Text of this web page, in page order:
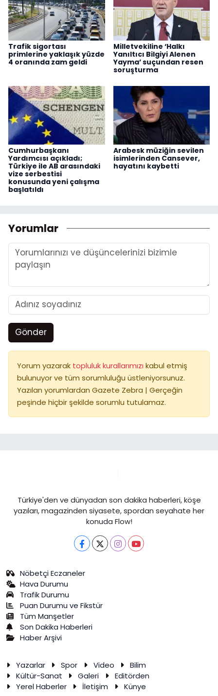
Trafik sigortası
primlerine yaklaşık yüzde
4 oranında zam geldi
Milletvekiline ‘Halkı
Yanıltıcı Bilgiyi Alenen
Yayma’ suçundan resen
soruşturma
Cumhurbaşkanı
Yardımcısı açıkladı;
Türkiye ile AB arasındaki
vize serbestisi
konusunda yeni çalışma
başlatıldı
Arabesk müziğin sevilen
isimlerinden Cansever,
hayatını kaybetti
Yorumlar
Gönder
Yorum yazarak topluluk kurallarımızı kabul etmiş
bulunuyor ve tüm sorumluluğu üstleniyorsunuz.
Yazılan yorumlardan Gazete Zebra | Gerçeğin
peşinde hiçbir şekilde sorumlu tutulamaz.
Türkiye'den ve dünyadan son dakika haberleri, köşe
yazıları, magazinden siyasete, spordan seyahate her
konuda Flow!
Nöbetçi Eczaneler
Hava Durumu
Trafik Durumu
Puan Durumu ve Fikstür
Tüm Manşetler
Son Dakika Haberleri
Haber Arşivi
Yazarlar Spor Video
Bilim
Kültür-Sanat
Galeri
Editörden
Yerel Haberler
İletişim Künye